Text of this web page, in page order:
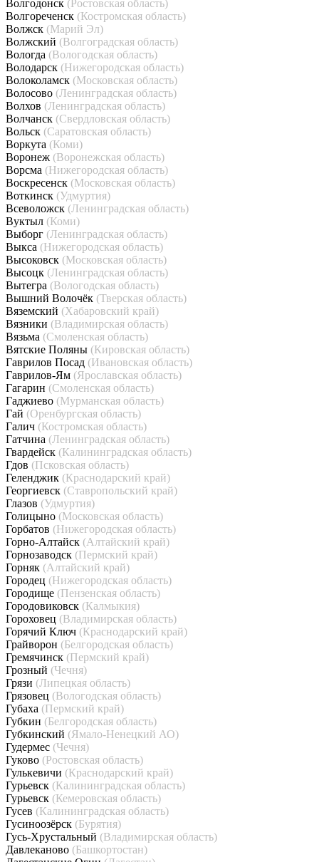
Волгодонск (Ростовская область)
Волгореченск (Костромская область)
Волжск (Марий Эл)
Волжский (Волгоградская область)
Вологда (Вологодская область)
Володарск (Нижегородская область)
Волоколамск (Московская область)
Волосово (Ленинградская область)
Волхов (Ленинградская область)
Волчанск (Свердловская область)
Вольск (Саратовская область)
Воркута (Коми)
Воронеж (Воронежская область)
Ворсма (Нижегородская область)
Воскресенск (Московская область)
Воткинск (Удмуртия)
Всеволожск (Ленинградская область)
Вуктыл (Коми)
Выборг (Ленинградская область)
Выкса (Нижегородская область)
Высоковск (Московская область)
Высоцк (Ленинградская область)
Вытегра (Вологодская область)
Вышний Волочёк (Тверская область)
Вяземский (Хабаровский край)
Вязники (Владимирская область)
Вязьма (Смоленская область)
Вятские Поляны (Кировская область)
Гаврилов Посад (Ивановская область)
Гаврилов-Ям (Ярославская область)
Гагарин (Смоленская область)
Гаджиево (Мурманская область)
Гай (Оренбургская область)
Галич (Костромская область)
Гатчина (Ленинградская область)
Гвардейск (Калининградская область)
Гдов (Псковская область)
Геленджик (Краснодарский край)
Георгиевск (Ставропольский край)
Глазов (Удмуртия)
Голицыно (Московская область)
Горбатов (Нижегородская область)
Горно-Алтайск (Алтайский край)
Горнозаводск (Пермский край)
Горняк (Алтайский край)
Городец (Нижегородская область)
Городище (Пензенская область)
Городовиковск (Калмыкия)
Гороховец (Владимирская область)
Горячий Ключ (Краснодарский край)
Грайворон (Белгородская область)
Гремячинск (Пермский край)
Грозный (Чечня)
Грязи (Липецкая область)
Грязовец (Вологодская область)
Губаха (Пермский край)
Губкин (Белгородская область)
Губкинский (Ямало-Ненецкий АО)
Гудермес (Чечня)
Гуково (Ростовская область)
Гулькевичи (Краснодарский край)
Гурьевск (Калининградская область)
Гурьевск (Кемеровская область)
Гусев (Калининградская область)
Гусиноозёрск (Бурятия)
Гусь-Хрустальный (Владимирская область)
Давлеканово (Башкортостан)